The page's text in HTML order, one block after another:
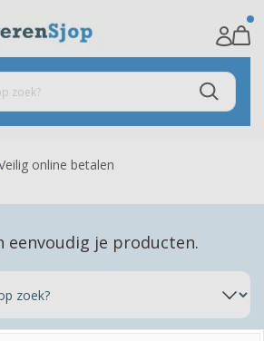
online betalen
eenvoudig je producten.